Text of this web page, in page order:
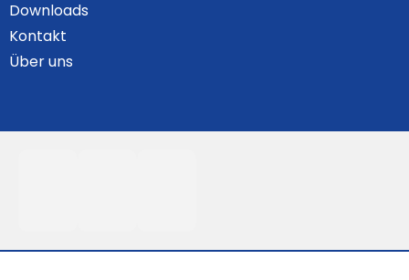
Downloads
Kontakt
Über uns